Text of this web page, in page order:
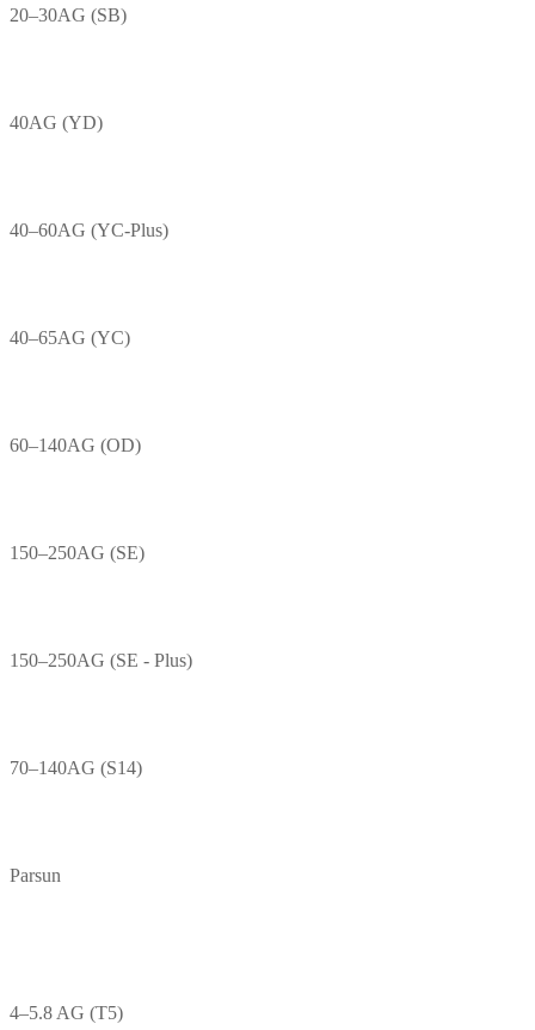
20–30AG (SB)
40AG (YD)
40–60AG (YC-Plus)
40–65AG (YC)
60–140AG (OD)
150–250AG (SE)
150–250AG (SE - Plus)
70–140AG (S14)
Parsun
4–5.8 AG (T5)